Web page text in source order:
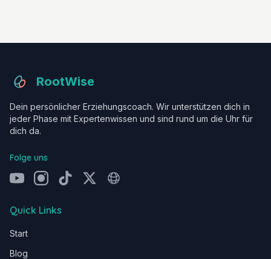
RootWise
Dein persönlicher Erziehungscoach. Wir unterstützen dich in
jeder Phase mit Expertenwissen und sind rund um die Uhr für
dich da.
Folge uns
Quick Links
Start
Blog